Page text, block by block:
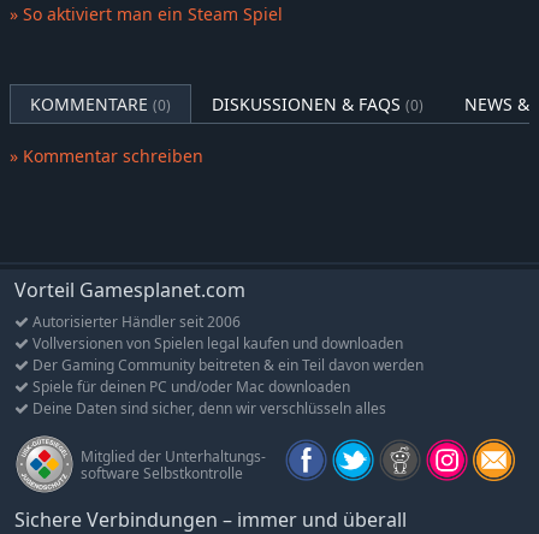
Fahrzeug zum richtigen Zeitpunkt auszahlen und das Blatt
SPIELE AUF DEINE ART
Du entscheidest selbst, wie du spielen und Gewinne machen willst.
Es gibt nicht nur den einen Weg, um zu spielen, Geld zu
Schlachtfeld meisterst, liegt ganz bei dir.
Du kannst die „Heiße Zone” ansteuern, um doppelt so viel Kohle
zu scheffeln, einen Tarnanzug erwerben und als Scharfschütze
agieren oder mit dem Hubschrauber Vorräte zu deinen
Teamkollegen transportieren. Du kannst strategische
Nadelöhre befestigen, indem du deine eigene offensive
Operationsbasis errichtest, oder auch einen Artillerie-Panzer
bemannen und den Feind mit brachialer Zerstörungskraft
überziehen.
» So aktiviert man ein Steam Spiel
KOMMENTARE (0) DISKUSSIONEN & FAQS (0) NEWS &
» Kommentar schreiben
Vorteil Gamesplanet.com
Autorisierter Händler seit 2006
Vollversionen von Spielen legal kaufen und downloaden
Der Gaming Community beitreten & ein Teil davon werden
Spiele für deinen PC und/oder Mac downloaden
Deine Daten sind sicher, denn wir verschlüsseln alles
Mitglied der Unterhaltungs-
software Selbstkontrolle
Sichere Verbindungen – immer und überall